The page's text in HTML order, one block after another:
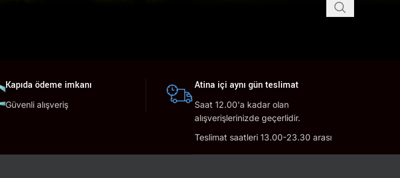
Kapıda ödeme imkanı
Güvenli alışveriş
Atina içi aynı gün teslimat
Saat 12.00'a kadar olan
alışverişlerinizde geçerlidir.
Teslimat saatleri 13.00-23.30 arası